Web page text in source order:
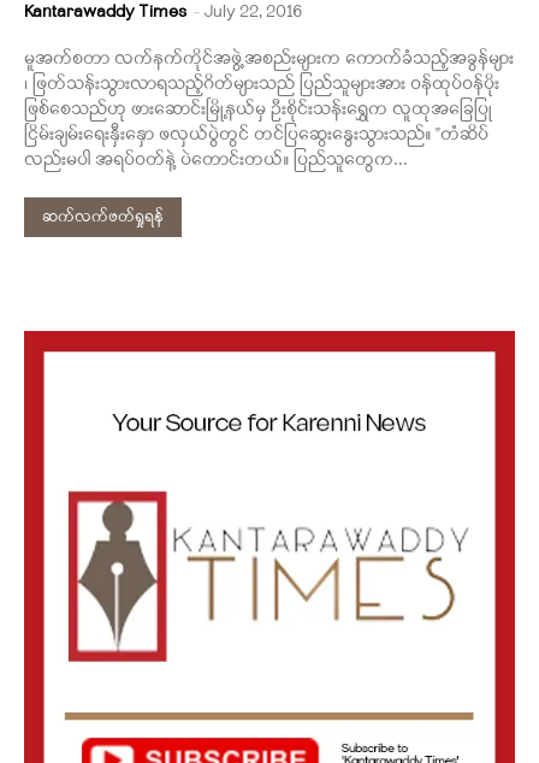
Kantarawaddy Times - July 22, 2016
မူအက်စတာ လက်နက်ကိုင်အဖွဲ့အစည်းများက ကောက်ခံသည့်အခွန်များ
၊ ဖြတ်သန်းသွားလာရသည့်ဂိတ်များသည် ပြည်သူများအား ဝန်ထုပ်ဝန်ပိုး
ဖြစ်စေသည်ဟု ဖားဆောင်းမြို့နယ်မှ ဦးစိုင်းသန်းရွှေက လူထုအခြေပြု
ငြိမ်းချမ်းရေးနှီးနှော ဖလှယ်ပွဲတွင် တင်ပြဆွေးနွေးသွားသည်။ "တံဆိပ်
လည်းမပါ အရပ်ဝတ်နဲ့ ပဲတောင်းတယ်။ ပြည်သူတွေက...
ဆက်လက်ဖတ်ရှုရန်